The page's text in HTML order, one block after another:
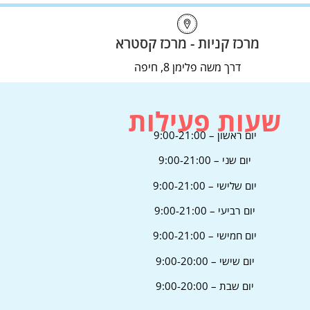
מרכז קניות - מרכז קסטרא
דרך משה פלימן 8, חיפה
שעות פעילות
יום ראשון – 9:00-21:00
יום שני – 9:00-21:00
יום שלישי – 9:00-21:00
יום רביעי – 9:00-21:00
יום חמישי – 9:00-21:00
יום שישי – 9:00-20:00
יום שבת – 9:00-20:00